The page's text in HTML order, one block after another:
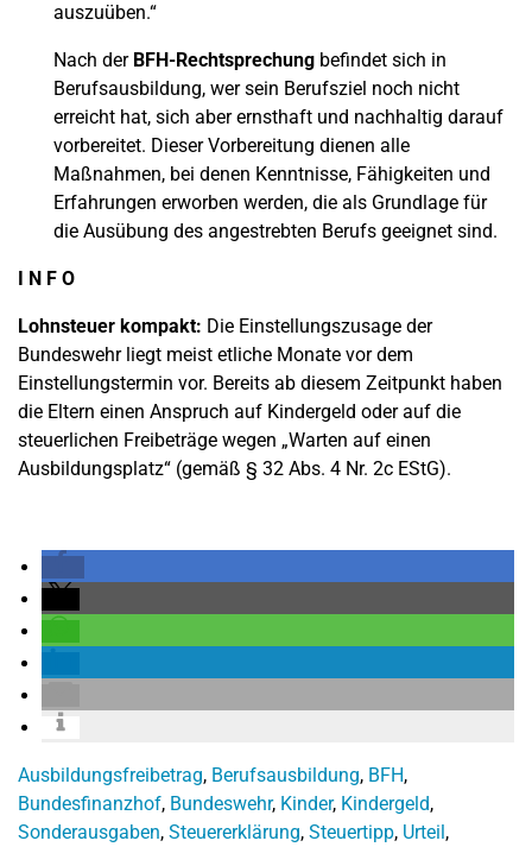
auszuüben.“
Nach der BFH-Rechtsprechung befindet sich in
Berufsausbildung, wer sein Berufsziel noch nicht
erreicht hat, sich aber ernsthaft und nachhaltig darauf
vorbereitet. Dieser Vorbereitung dienen alle
Maßnahmen, bei denen Kenntnisse, Fähigkeiten und
Erfahrungen erworben werden, die als Grundlage für
die Ausübung des angestrebten Berufs geeignet sind.
I N F O
Lohnsteuer kompakt: Die Einstellungszusage der
Bundeswehr liegt meist etliche Monate vor dem
Einstellungstermin vor. Bereits ab diesem Zeitpunkt haben
die Eltern einen Anspruch auf Kindergeld oder auf die
steuerlichen Freibeträge wegen „Warten auf einen
Ausbildungsplatz“ (gemäß § 32 Abs. 4 Nr. 2c EStG).
Ausbildungsfreibetrag, Berufsausbildung, BFH,
Bundesfinanzhof, Bundeswehr, Kinder, Kindergeld,
Sonderausgaben, Steuererklärung, Steuertipp, Urteil,